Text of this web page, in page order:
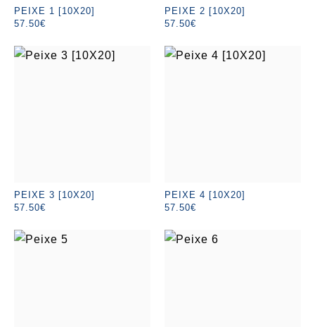
PEIXE 1 [10X20]
57.50€
PEIXE 2 [10X20]
57.50€
PEIXE 3 [10X20]
57.50€
PEIXE 4 [10X20]
57.50€